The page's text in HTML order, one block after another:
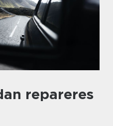
repareres